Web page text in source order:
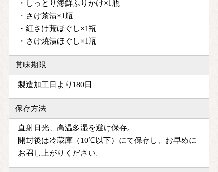
・しっとり海鮮ふりかけ×1瓶
・さけ茶漬×1瓶
・紅さけ荒ほぐし×1瓶
・さけ焼漬ほぐし×1瓶
賞味期限
製造加工日より180日
保存方法
直射日光、高温多湿を避け保存。
開封後は冷蔵庫（10℃以下）にて保存し、お早めに
お召し上がりください。